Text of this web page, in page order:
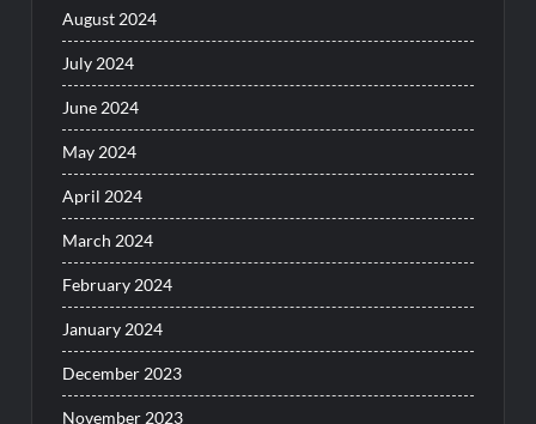
August 2024
July 2024
June 2024
May 2024
April 2024
March 2024
February 2024
January 2024
December 2023
November 2023